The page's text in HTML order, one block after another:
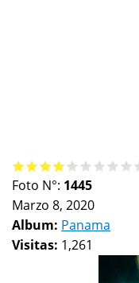
Foto N°: 1445
Marzo 8, 2020
Album: Panama
Visitas: 1,261